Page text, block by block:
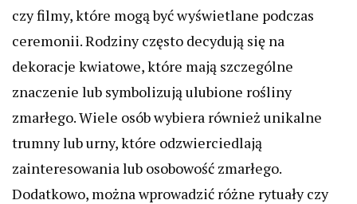
czy filmy, które mogą być wyświetlane podczas
ceremonii. Rodziny często decydują się na
dekoracje kwiatowe, które mają szczególne
znaczenie lub symbolizują ulubione rośliny
zmarłego. Wiele osób wybiera również unikalne
trumny lub urny, które odzwierciedlają
zainteresowania lub osobowość zmarłego.
Dodatkowo, można wprowadzić różne rytuały czy